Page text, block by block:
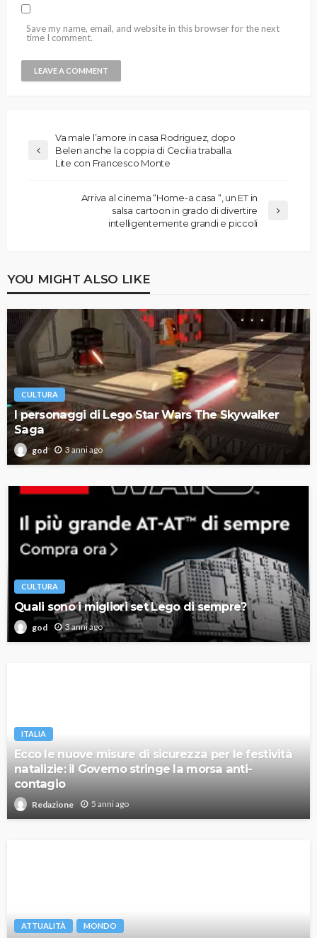
Save my name, email, and website in this browser for the next
time I comment.
Va male l’amore in casa Rodriguez, dopo
Belen anche la coppia di Cecilia traballa.
Lite con Francesco Monte
Arriva al cinema “Home-a casa “, un ET in
salsa cartoon in grado di divertire
intelligentemente grandi e piccoli
YOU MIGHT ALSO LIKE
CULTURA
I personaggi di Lego Star Wars The Skywalker
Saga
god 3 anni ago
CULTURA
Quali sono i migliori set Lego di sempre?
god 3 anni ago
ITALIA
Ecco le nuove misure di sicurezza per le festività
natalizie: il Governo stringe la morsa anti-
contagio
Redazione 5 anni ago
ATTUALITÀ MONDO